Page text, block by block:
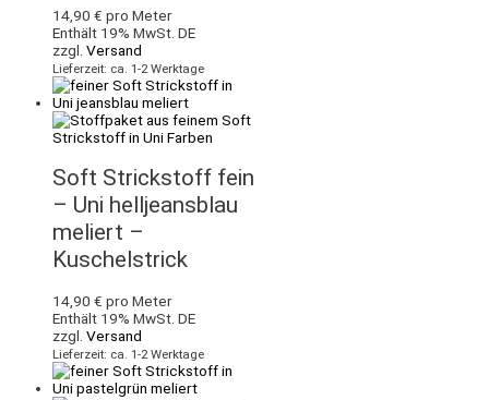
14,90 € pro Meter
Enthält 19% MwSt. DE
zzgl. Versand
Lieferzeit: ca. 1-2 Werktage
Soft Strickstoff fein
– Uni helljeansblau
meliert –
Kuschelstrick
14,90 € pro Meter
Enthält 19% MwSt. DE
zzgl. Versand
Lieferzeit: ca. 1-2 Werktage